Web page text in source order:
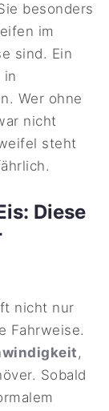
besonders
im
sind. Ein
in
Wer ohne
nicht
steht
Diese
nicht nur
Fahrweise.
,
Sobald